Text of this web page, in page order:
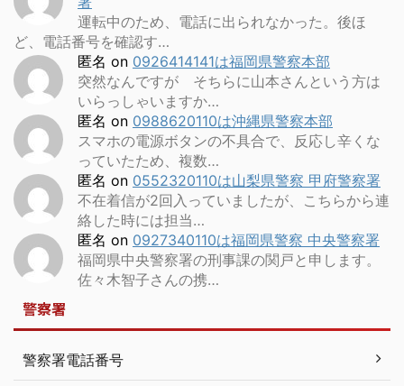
運転中のため、電話に出られなかった。後ほ
ど、電話番号を確認す…
匿名 on 0926414141は福岡県警察本部
突然なんですが そちらに山本さんという方は
いらっしゃいますか…
匿名 on 0988620110は沖縄県警察本部
スマホの電源ボタンの不具合で、反応し辛くな
っていたため、複数…
匿名 on 0552320110は山梨県警察 甲府警察署
不在着信が2回入っていましたが、こちらから連
絡した時には担当…
匿名 on 0927340110は福岡県警察 中央警察署
福岡県中央警察署の刑事課の関戸と申します。
佐々木智子さんの携…
警察署
警察署電話番号